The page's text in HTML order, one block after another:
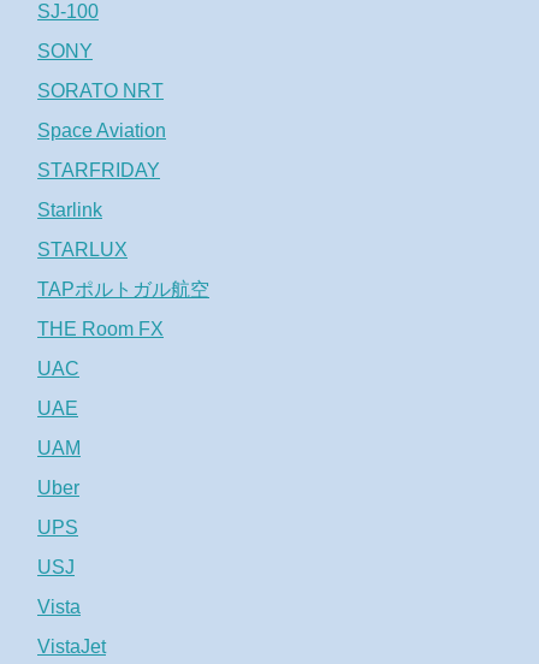
SJ-100
SONY
SORATO NRT
Space Aviation
STARFRIDAY
Starlink
STARLUX
TAPポルトガル航空
THE Room FX
UAC
UAE
UAM
Uber
UPS
USJ
Vista
VistaJet